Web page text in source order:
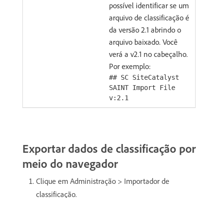
possível identificar se um
arquivo de classificação é
da versão 2.1 abrindo o
arquivo baixado. Você
verá a v2.1 no cabeçalho.
Por exemplo:
## SC SiteCatalyst
SAINT Import File
v:2.1
Exportar dados de classificação por
meio do navegador
Clique em Administração > Importador de
classificação.